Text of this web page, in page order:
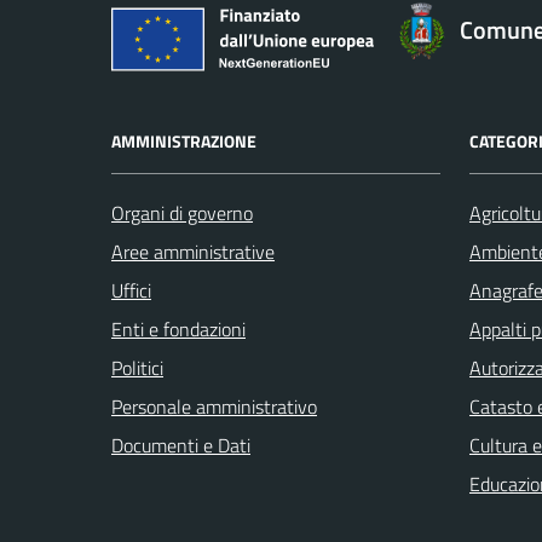
AMMINISTRAZIONE
Organi di governo
Aree amministrative
Uffici
Enti e fondazioni
Politici
Personale amministrativo
Documenti e Dati
Appalti
Catasto
Cultura